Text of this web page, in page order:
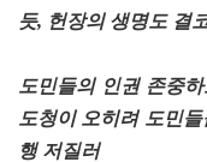
듯, 헌장의 생명도 결
도민들의 인권 존중
도청이 오히려 도민
행 저질러